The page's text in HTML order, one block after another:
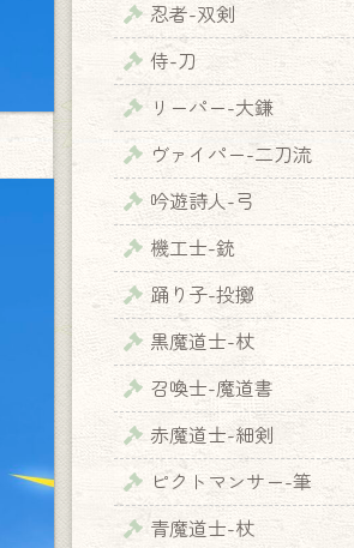
忍者-双剣
侍-刀
リーパー-大鎌
ヴァイパー-二刀流
吟遊詩人-弓
機工士-銃
踊り子-投擲
黒魔道士-杖
召喚士-魔道書
赤魔道士-細剣
ピクトマンサー-筆
青魔道士-杖